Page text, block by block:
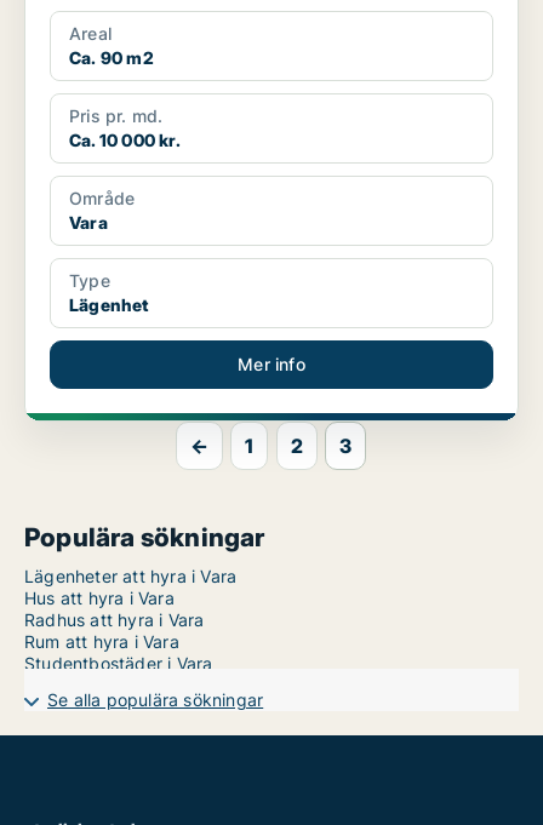
Areal
Ca. 90 m2
Pris pr. md.
Ca. 10 000 kr.
Område
Vara
Type
Lägenhet
Mer info
← 1 2 3
Populära sökningar
Lägenheter att hyra i Vara
Hus att hyra i Vara
Radhus att hyra i Vara
Rum att hyra i Vara
Studentbostäder i Vara
Se alla populära sökningar